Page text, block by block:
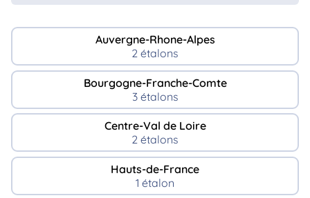
Auvergne-Rhone-Alpes
2 étalons
Bourgogne-Franche-Comte
3 étalons
Centre-Val de Loire
2 étalons
Hauts-de-France
1 étalon